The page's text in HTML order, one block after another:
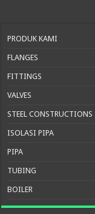
PRODUK KAMI
FLANGES
FITTINGS
VALVES
STEEL CONSTRUCTIONS
ISOLASI PIPA
PIPA
TUBING
BOILER